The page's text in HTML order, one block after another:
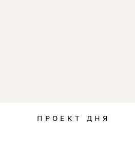
ПРОЕКТ ДНЯ